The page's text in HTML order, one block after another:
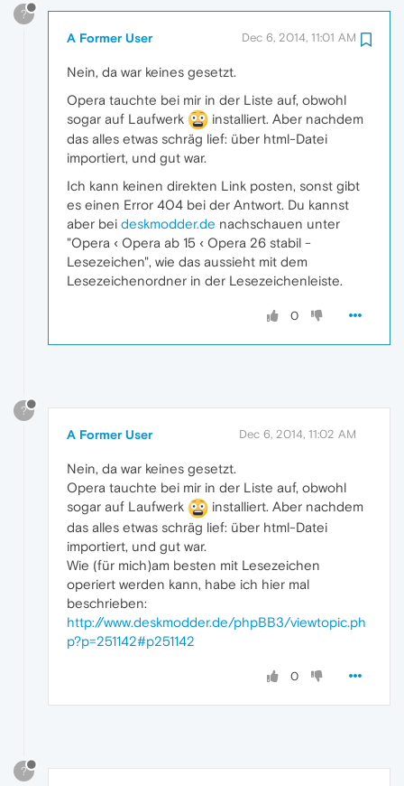
?
A Former User Dec 6, 2014, 11:01 AM
Nein, da war keines gesetzt.
Opera tauchte bei mir in der Liste auf, obwohl
sogar auf Laufwerk
installiert. Aber nachdem
das alles etwas schräg lief: über html-Datei
importiert, und gut war.
Ich kann keinen direkten Link posten, sonst gibt
es einen Error 404 bei der Antwort. Du kannst
aber bei deskmodder.de nachschauen unter
"Opera ‹ Opera ab 15 ‹ Opera 26 stabil -
Lesezeichen", wie das aussieht mit dem
Lesezeichenordner in der Lesezeichenleiste.
0
?
A Former User Dec 6, 2014, 11:02 AM
Nein, da war keines gesetzt.
Opera tauchte bei mir in der Liste auf, obwohl
sogar auf Laufwerk
installiert. Aber nachdem
das alles etwas schräg lief: über html-Datei
importiert, und gut war.
Wie (für mich)am besten mit Lesezeichen
operiert werden kann, habe ich hier mal
beschrieben:
http://www.deskmodder.de/phpBB3/viewtopic.ph
p?p=251142#p251142
0
?